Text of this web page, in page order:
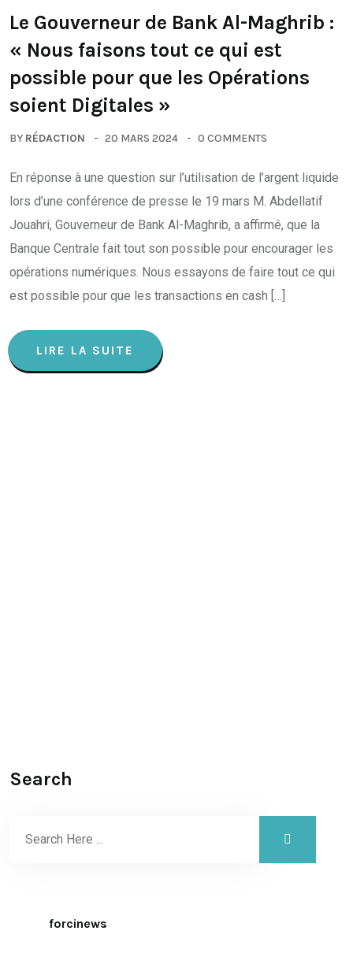
Le Gouverneur de Bank Al-Maghrib :
« Nous faisons tout ce qui est
possible pour que les Opérations
soient Digitales »
BY RÉDACTION 20 MARS 2024 0 COMMENTS
En réponse à une question sur l’utilisation de l’argent liquide
lors d’une conférence de presse le 19 mars M. Abdellatif
Jouahri, Gouverneur de Bank Al-Maghrib, a affirmé, que la
Banque Centrale fait tout son possible pour encourager les
opérations numériques. Nous essayons de faire tout ce qui
est possible pour que les transactions en cash […]
LIRE LA SUITE
Search
forcinews